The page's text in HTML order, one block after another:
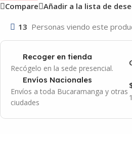
Compare Añadir a la lista de
13 Personas viendo este
Recoger en tienda
Recógelo en la sede presencial.
Envíos Nacionales
Envíos a toda Bucaramanga y otras
ciudades